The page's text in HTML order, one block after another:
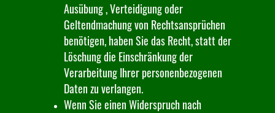
Ausübung , Verteidigung oder
Geltendmachung von Rechtsansprüchen
benötigen, haben Sie das Recht, statt der
Löschung die Einschränkung der
Verarbeitung Ihrer personenbezogenen
Daten zu verlangen.
Wenn Sie einen Widerspruch nach